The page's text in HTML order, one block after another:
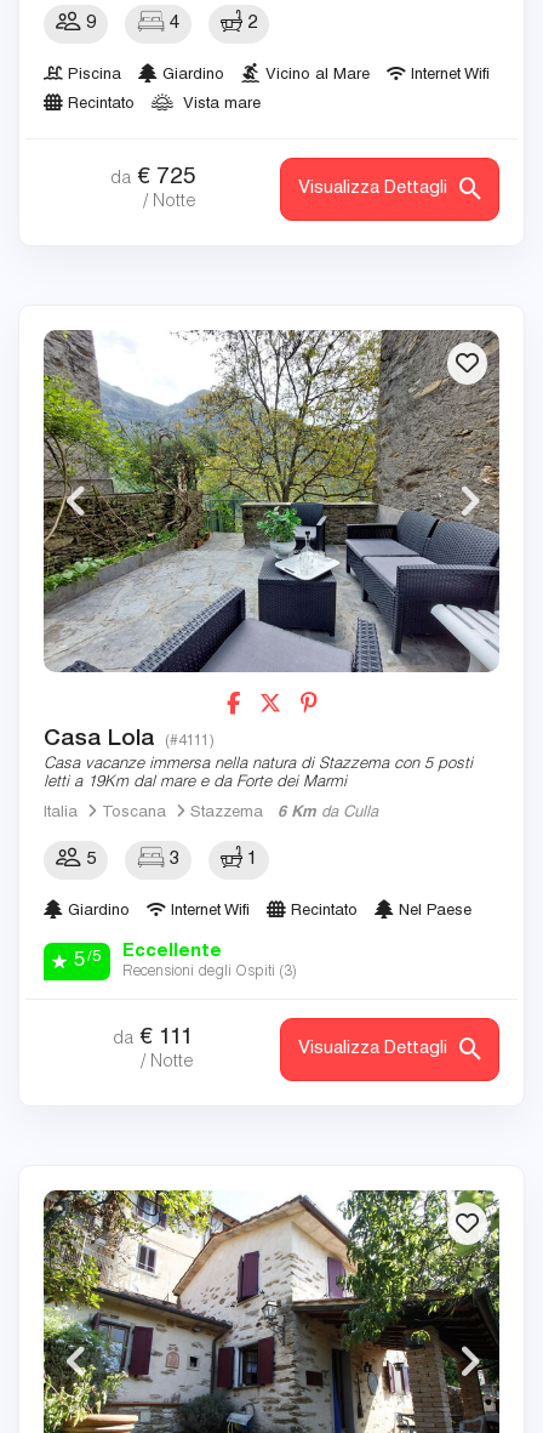
9 4 2
Piscina Giardino Vicino al Mare
Internet Wifi
Recintato
Vista mare
da € 725
/ Notte
Visualizza Dettagli
Casa Lola (#4111)
Casa vacanze immersa nella natura di Stazzema con 5 posti
letti a 19Km dal mare e da Forte dei Marmi
Italia
Toscana Stazzema 6 Km da Culla
5 3 1
Giardino Internet Wifi Recintato Nel Paese
5/5 Eccellente
Recensioni degli Ospiti (3)
da € 111
/ Notte
Visualizza Dettagli